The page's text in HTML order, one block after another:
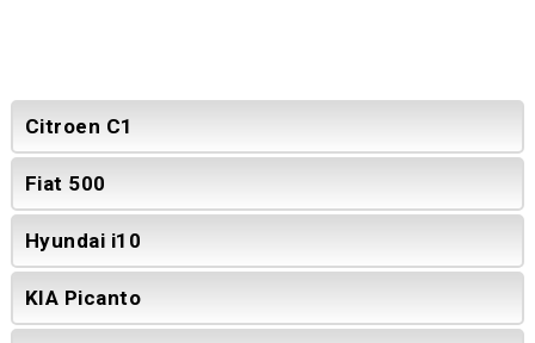
Citroen C1
Fiat 500
Hyundai i10
KIA Picanto